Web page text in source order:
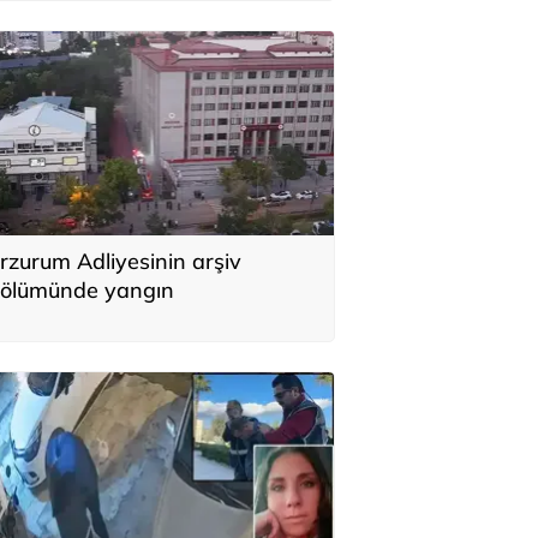
Adliyesinin arşiv
yangın